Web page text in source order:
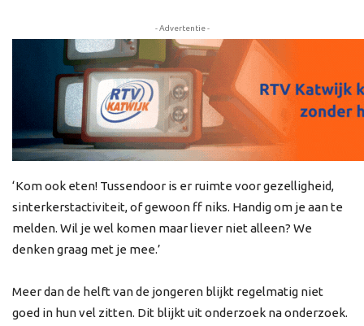
- Advertentie -
‘Kom ook eten! Tussendoor is er ruimte voor gezelligheid,
sinterkerstactiviteit, of gewoon ff niks. Handig om je aan te
melden. Wil je wel komen maar liever niet alleen? We
denken graag met je mee.’
Meer dan de helft van de jongeren blijkt regelmatig niet
goed in hun vel zitten. Dit blijkt uit onderzoek na onderzoek.